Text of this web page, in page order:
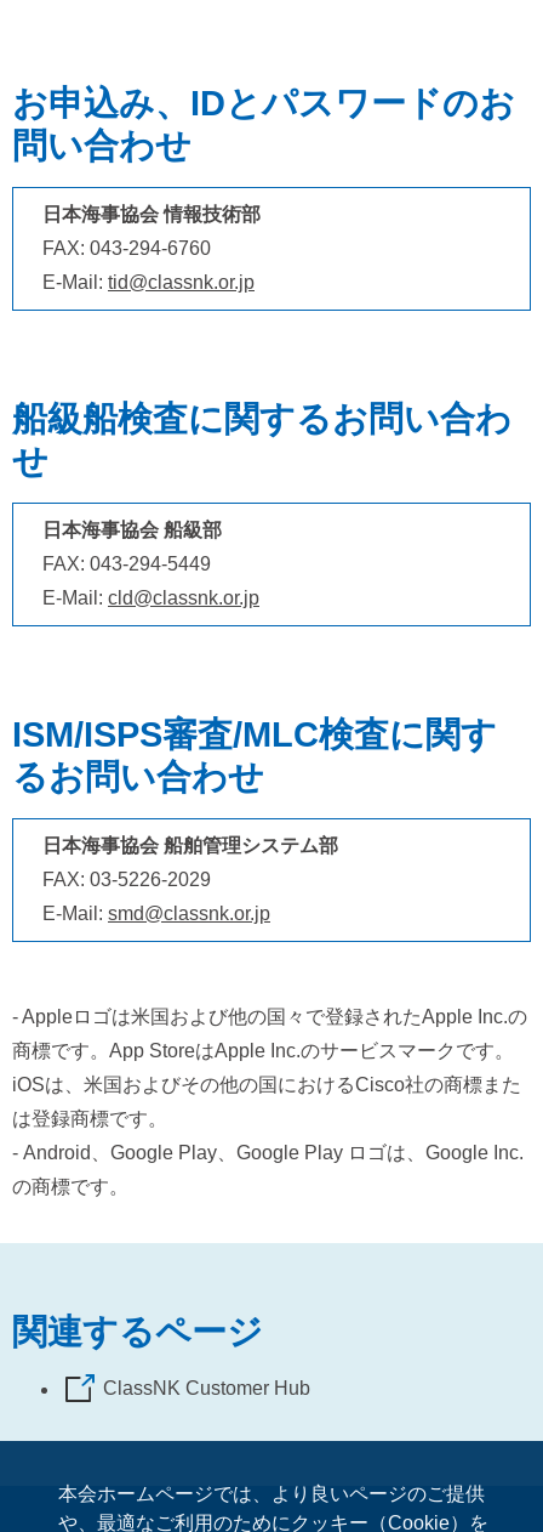
本会ホームページでは、より良いページのご提供
や、最適なご利用のためにクッキー（Cookie）を
お申込み、IDとパスワードのお
問い合わせ
日本海事協会 情報技術部
FAX: 043-294-6760
E-Mail: tid@classnk.or.jp
船級船検査に関するお問い合わ
せ
日本海事協会 船級部
FAX: 043-294-5449
E-Mail: cld@classnk.or.jp
ISM/ISPS審査/MLC検査に関す
るお問い合わせ
日本海事協会 船舶管理システム部
FAX: 03-5226-2029
E-Mail: smd@classnk.or.jp
- Appleロゴは米国および他の国々で登録されたApple Inc.の
商標です。App StoreはApple Inc.のサービスマークです。
iOSは、米国およびその他の国におけるCisco社の商標また
は登録商標です。
- Android、Google Play、Google Play ロゴは、Google Inc.
の商標です。
関連するページ
ClassNK Customer Hub